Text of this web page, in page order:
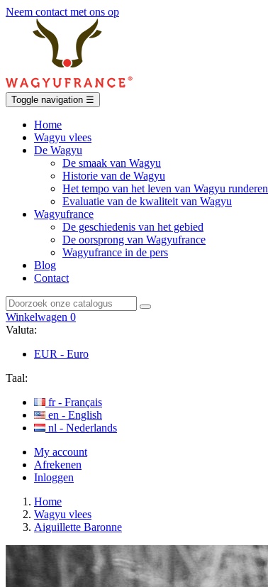
Neem contact met ons op
Toggle navigation ☰
Home
Wagyu vlees
De Wagyu
De smaak van Wagyu
Historie van de Wagyu
Het tempo van het leven van Wagyu runderen
Evaluatie van de kwaliteit van Wagyu
Wagyufrance
De geschiedenis van het gebied
De oorsprong van Wagyufrance
Wagyufrance in de pers
Blog
Contact
Winkelwagen 0
Valuta:
EUR - Euro
Taal:
fr - Français
en - English
nl - Nederlands
My account
Afrekenen
Inloggen
Home
Wagyu vlees
Aiguillette Baronne